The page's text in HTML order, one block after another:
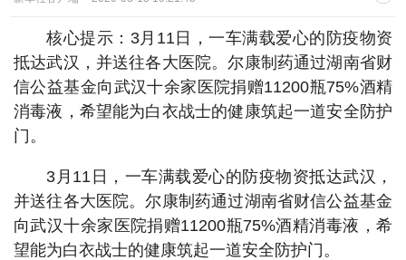
核心提示：3月11日，一车满载爱心的防疫物资
抵达武汉，并送往各大医院。尔康制药通过湖南省财
信公益基金向武汉十余家医院捐赠11200瓶75%酒精
消毒液，希望能为白衣战士的健康筑起一道安全防护
门。
3月11日，一车满载爱心的防疫物资抵达武汉，
并送往各大医院。尔康制药通过湖南省财信公益基金
向武汉十余家医院捐赠11200瓶75%酒精消毒液，希
望能为白衣战士的健康筑起一道安全防护门。